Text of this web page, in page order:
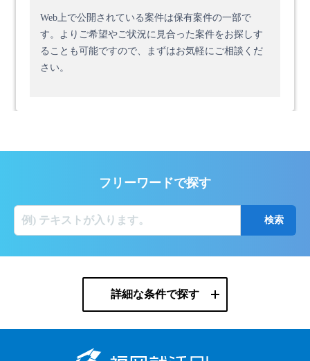
Web上で公開されている案件は保有案件の一部で
す。 よりご希望やご状況に見合った案件をお探しす
ることも可能ですので、まずはお気軽にご相談くだ
さい。
フリーワードで探す
詳細な条件で探す